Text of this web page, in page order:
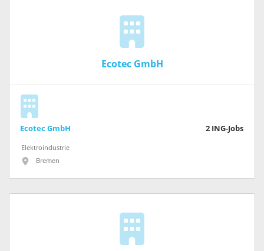
Ecotec GmbH
Ecotec GmbH 2 ING-Jobs
Elektroindustrie
Bremen